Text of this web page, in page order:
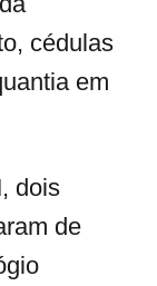
cédulas
em
dois
de